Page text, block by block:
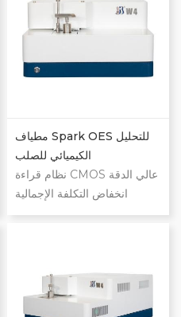
مطياف Spark OES للتحليل
الكيميائي للصلب
نظام قراءة CMOS عالي الدقة
انخفاض التكلفة الإجمالية
للملكية بصريات الفراغ التي
الطويل التصميم الذكي، التصميم
المعياري التطبيقات الحديدية
وغير الحديدية سهل الاستخدام